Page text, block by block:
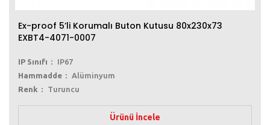
Ex-proof 5’li Korumalı Buton Kutusu 80x230x73
EXBT4-4071-0007
IP Sınıfı
IP67
Hammadde
Alüminyum
Renk
Turuncu
Ürünü İncele